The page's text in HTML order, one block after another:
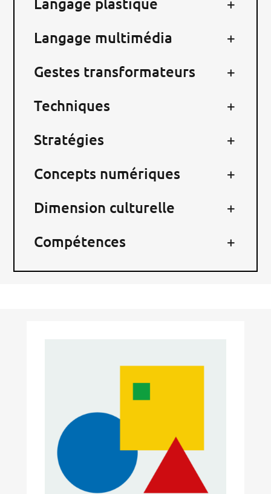
Langage multimédia
Gestes transformateurs
Techniques
Stratégies
Concepts numériques
Dimension culturelle
Compétences